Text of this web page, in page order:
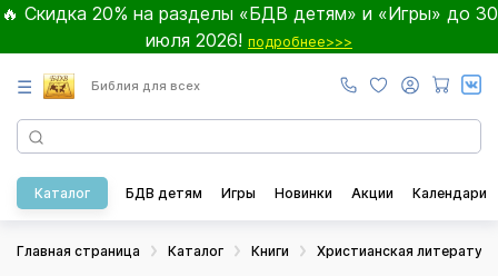
🔥 Скидка 20% на разделы «БДВ детям» и «Игры» до 30
июля 2026! подробнее>>>
☰ Библия для всех
Каталог БДВ детям Игры Новинки Акции Календари
Главная страница Каталог Книги Христианская литература